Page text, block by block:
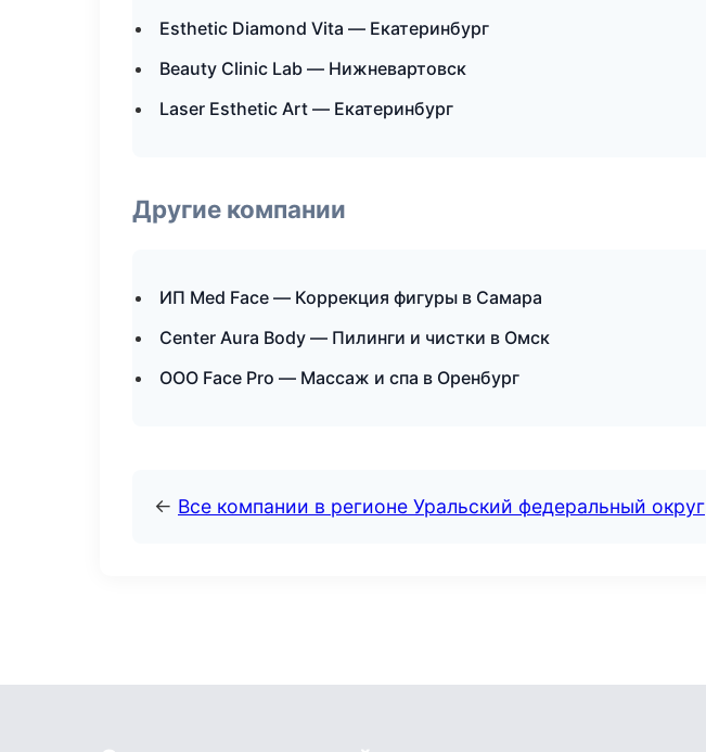
Esthetic Diamond Vita — Екатеринбург
Beauty Clinic Lab — Нижневартовск
Laser Esthetic Art — Екатеринбург
Другие компании
ИП Med Face — Коррекция фигуры в Самара
Center Aura Body — Пилинги и чистки в Омск
ООО Face Pro — Массаж и спа в Оренбург
← Все компании в регионе Уральский федеральный округ